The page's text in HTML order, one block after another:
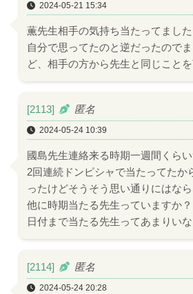
2024-05-21 15:34
薫先生相手の気持ち当たってました
自分で思ってたのと逆だったので
ど、相手の方から先生と同じことを
[2113] 匿名
2024-05-24 10:39
國島先生連絡来る時期一週間くらい
2回連続ドンピシャで当たってたか
ったけどそうそう思い通りにはなら
他に時期当たる先生っていますか？
日付まで当たる先生ってあまりいな
[2114] 匿名
2024-05-24 20:28